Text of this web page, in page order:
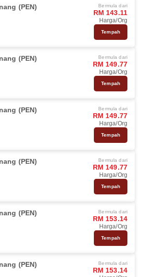
(PEN) Bermula dari
RM 143.11
Harga/Org
Tempah
(PEN) Bermula dari
RM 149.77
Harga/Org
Tempah
(PEN) Bermula dari
RM 149.77
Harga/Org
Tempah
(PEN) Bermula dari
RM 149.77
Harga/Org
Tempah
(PEN) Bermula dari
RM 153.14
Harga/Org
Tempah
(PEN) Bermula dari
RM 153.14